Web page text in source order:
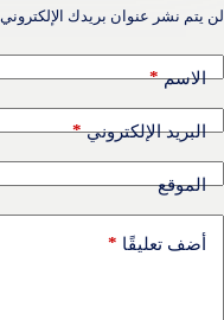
لن يتم نشر عنوان بريدك الإلكتروني.
الاسم*
البريد الإلكتروني*
الموقع
أضف تعليقًا *